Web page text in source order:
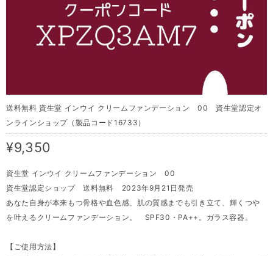
送料無料 資生堂 インウイ クリームファンデーション 00 資生堂認定オ
ンラインショップ（製品コード16733）
¥9,350
資生堂 インウイ クリームファンデーション 00
資生堂認定ショップ 送料無料 2023年9月21日発売
あなた自身が本来もつ骨格や血色感、肌の質感までも引き立て、輝くつや
を叶えるクリームファンデーション。 SPF30・PA++。ガラス容器。
【ご使用方法】